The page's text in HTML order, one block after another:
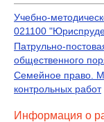
Учебно-
021100
Патрульно-
общественного
Семейное право.
контрольных работ
Информация о